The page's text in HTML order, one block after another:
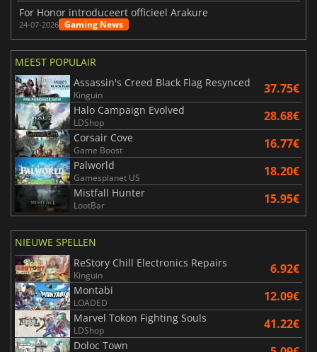
For Honor introduceert officieel Arakure
24-07-2026 Gaming News
MEEST POPULAIR
Assassin's Creed Black Flag Resynced
Kinguin 37.75€
Halo Campaign Evolved
LDShop 28.68€
Corsair Cove
Game Boost 16.77€
Palworld
Gamesplanet US 18.20€
Mistfall Hunter
LootBar 15.95€
NIEUWE SPELLEN
ReStory Chill Electronics Repairs
Kinguin 6.92€
Montabi
LOADED 12.09€
Marvel Tokon Fighting Souls
LDShop 41.22€
Doloc Town